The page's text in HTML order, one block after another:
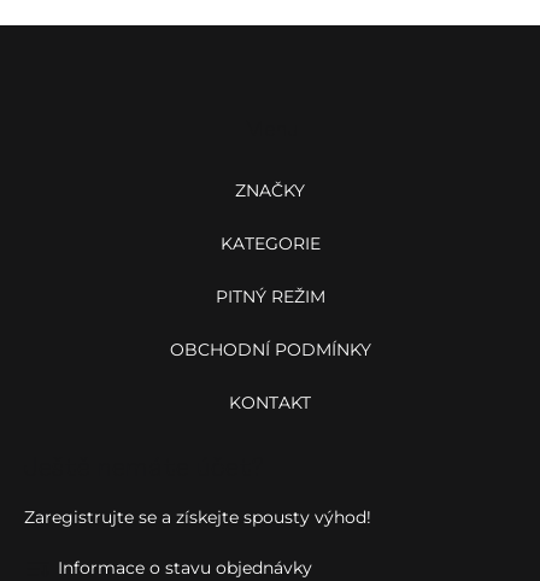
ZNAČKY
KATEGORIE
PITNÝ REŽIM
OBCHODNÍ PODMÍNKY
KONTAKT
Zaregistrujte se a získejte spousty výhod!
Informace o stavu objednávky